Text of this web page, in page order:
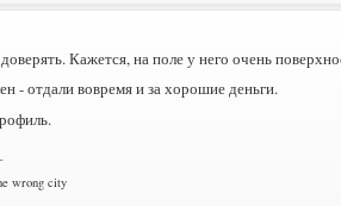
Кажется, на поле у него очень
- отдали вовремя и за хорошие деньги.
wrong city